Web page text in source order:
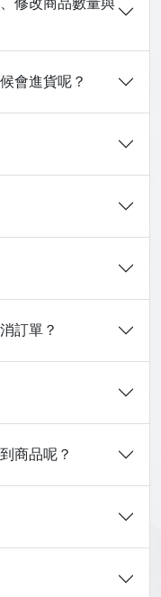
會進貨呢？
訂單？
商品呢？